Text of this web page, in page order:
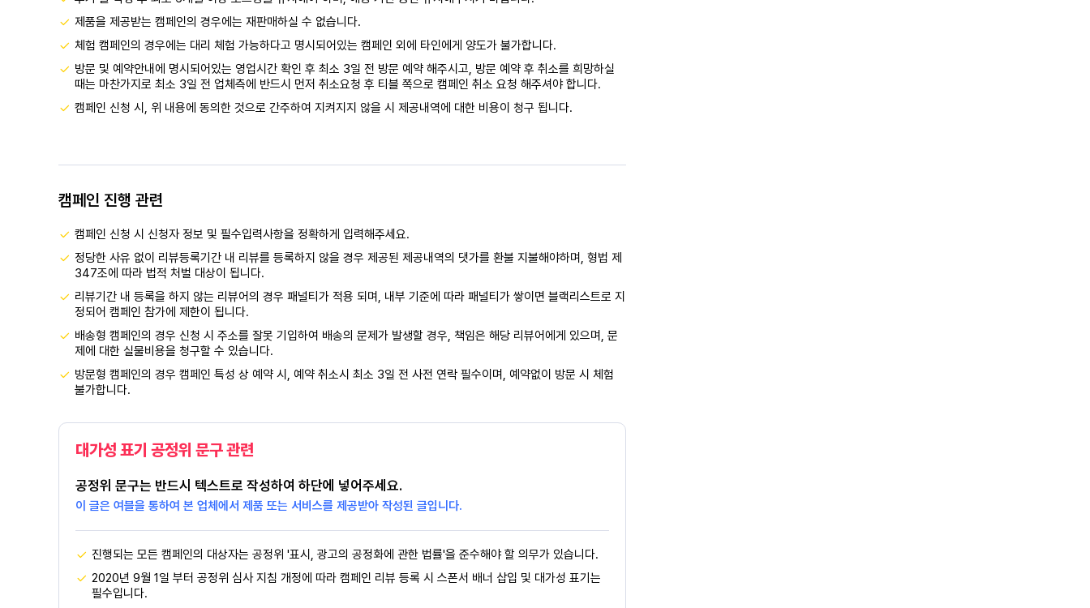
제품을 제공받는 캠페인의 경우에는 재판매하실 수 없습니다.
체험 캠페인의 경우에는 대리 체험 가능하다고 명시되어있는 캠페인 외에 타인에게 양도가 불가합니다.
방문 및 예약안내에 명시되어있는 영업시간 확인 후 최소 3일 전 방문 예약 해주시고, 방문 예약 후 취소를 희망하실
때는 마찬가지로 최소 3일 전 업체측에 반드시 먼저 취소요청 후 티블 쪽으로 캠페인 취소 요청 해주셔야 합니다.
캠페인 신청 시, 위 내용에 동의한 것으로 간주하여 지켜지지 않을 시 제공내역에 대한 비용이 청구 됩니다.
캠페인 진행 관련
캠페인 신청 시 신청자 정보 및 필수입력사항을 정확하게 입력해주세요.
정당한 사유 없이 리뷰등록기간 내 리뷰를 등록하지 않을 경우 제공된 제공내역의 댓가를 환불 지불해야하며, 형법 제
347조에 따라 법적 처벌 대상이 됩니다.
리뷰기간 내 등록을 하지 않는 리뷰어의 경우 패널티가 적용 되며, 내부 기준에 따라 패널티가 쌓이면 블랙리스트로 지
정되어 캠페인 참가에 제한이 됩니다.
배송형 캠페인의 경우 신청 시 주소를 잘못 기입하여 배송의 문제가 발생할 경우, 책임은 해당 리뷰어에게 있으며, 문
제에 대한 실물비용을 청구할 수 있습니다.
방문형 캠페인의 경우 캠페인 특성 상 예약 시, 예약 취소시 최소 3일 전 사전 연락 필수이며, 예약없이 방문 시 체험
불가합니다.
대가성 표기 공정위 문구 관련
공정위 문구는 반드시 텍스트로 작성하여 하단에 넣어주세요.
이 글은 여블을 통하여 본 업체에서 제품 또는 서비스를 제공받아 작성된 글입니다.
진행되는 모든 캠페인의 대상자는 공정위 '표시, 광고의 공정화에 관한 법률'을 준수해야 할 의무가 있습니다.
2020년 9월 1일 부터 공정위 심사 지침 개정에 따라 캠페인 리뷰 등록 시 스폰서 배너 삽입 및 대가성 표기는
필수입니다.